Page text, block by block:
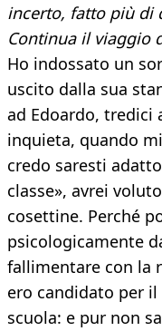
incerto, fatto più di
Continua il viaggio
Ho indossato un
uscito dalla sua
ad Edoardo, tredici
inquieta, quando
credo saresti
classe», avrei
cosettine. Perché
psicologicamente
fallimentare con la
ero candidato per
scuola: e pur non